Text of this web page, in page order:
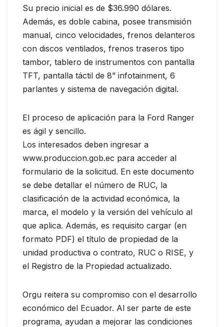
Su precio inicial es de $36.990 dólares.
Además, es doble cabina, posee transmisión
manual, cinco velocidades, frenos delanteros
con discos ventilados, frenos traseros tipo
tambor, tablero de instrumentos con pantalla
TFT, pantalla táctil de 8” infotainment, 6
parlantes y sistema de navegación digital.
El proceso de aplicación para la Ford Ranger
es ágil y sencillo.
Los interesados deben ingresar a
www.produccion.gob.ec para acceder al
formulario de la solicitud. En este documento
se debe detallar el número de RUC, la
clasificación de la actividad económica, la
marca, el modelo y la versión del vehículo al
que aplica. Además, es requisito cargar (en
formato PDF) el título de propiedad de la
unidad productiva o contrato, RUC o RISE, y
el Registro de la Propiedad actualizado.
Orgu reitera su compromiso con el desarrollo
económico del Ecuador. Al ser parte de este
programa, ayudan a mejorar las condiciones